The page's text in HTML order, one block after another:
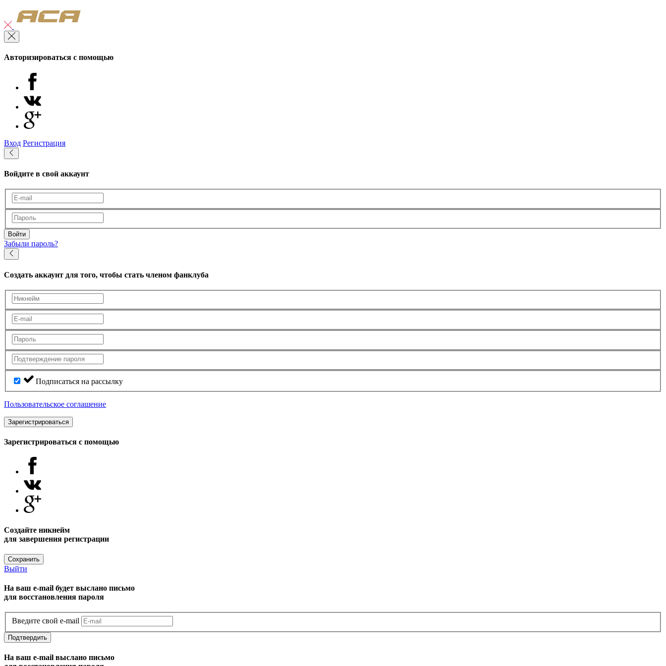
Авторизироваться с помощью
Вход Регистрация
Войдите в свой аккаунт
Войти
Забыли пароль?
Создать аккаунт для того, чтобы стать членом фанклуба
Подписаться на рассылку
Пользовательское соглашение
Зарегистрироваться
Зарегистрироваться с помощью
Создайте никнейм
для завершения регистрации
Сохранить
Выйти
На ваш e-mail будет выслано письмо
для восстановления пароля
Введите свой e-mail
Подтвердить
На ваш e-mail выслано письмо